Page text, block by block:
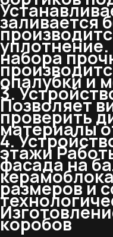
заливается
набора
опалубки и
3.
Позволяет
проверить
материалы
4.
этажи
фасада на
размеров и
коробов